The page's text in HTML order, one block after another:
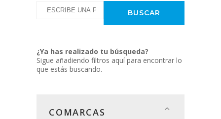
¿Ya has realizado tu búsqueda?
Sigue añadiendo filtros aquí para encontrar lo
que estás buscando.
COMARCAS